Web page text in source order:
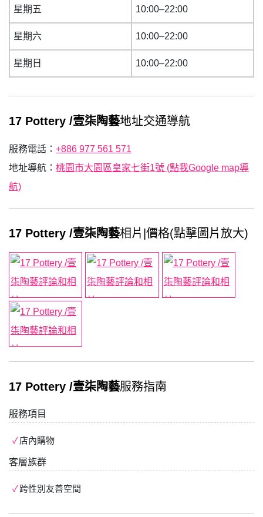
星期五 10:00–22:00
星期六 10:00–22:00
星期日 10:00–22:00
17 Pottery /壹柒陶藝地址交通導航
服務電話： +886 977 561 571
地址導航： 桃園市大園區皇家七街1號 (點我Google map導
航)
17 Pottery /壹柒陶藝相片|價格(點擊圖片放大)
17 Pottery /壹柒陶藝服務指南
服務項目
店內購物
客層族群
跨性別友善空間